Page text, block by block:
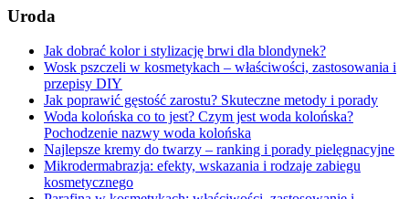
Uroda
Jak dobrać kolor i stylizację brwi dla blondynek?
Wosk pszczeli w kosmetykach – właściwości, zastosowania i
przepisy DIY
Jak poprawić gęstość zarostu? Skuteczne metody i porady
Woda kolońska co to jest? Czym jest woda kolońska?
Pochodzenie nazwy woda kolońska
Najlepsze kremy do twarzy – ranking i porady pielęgnacyjne
Mikrodermabrazja: efekty, wskazania i rodzaje zabiegu
kosmetycznego